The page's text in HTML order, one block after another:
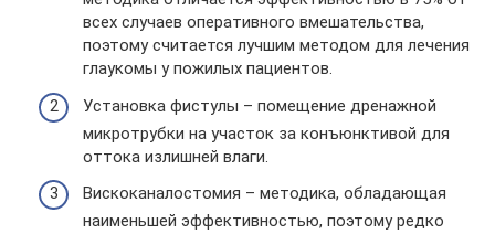
всех случаев оперативного вмешательства,
поэтому считается лучшим методом для лечения
глаукомы у пожилых пациентов.
Установка фистулы – помещение дренажной
микротрубки на участок за конъюнктивой для
оттока излишней влаги.
Вискоканалостомия – методика, обладающая
наименьшей эффективностью, поэтому редко